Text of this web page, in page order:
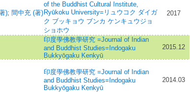
); 間中充 (著)
of the Buddhist Cultural Institute,
Ryūkoku University=リュウコク ダイガ
ク ブッキョウ ブンカ ケンキュウジョ
ショホウ
2017
印度學佛教學研究 =Journal of Indian
and Buddhist Studies=Indogaku
Bukkyōgaku Kenkyū
2015.12
印度學佛教學研究 =Journal of Indian
and Buddhist Studies=Indogaku
Bukkyōgaku Kenkyū
2014.03